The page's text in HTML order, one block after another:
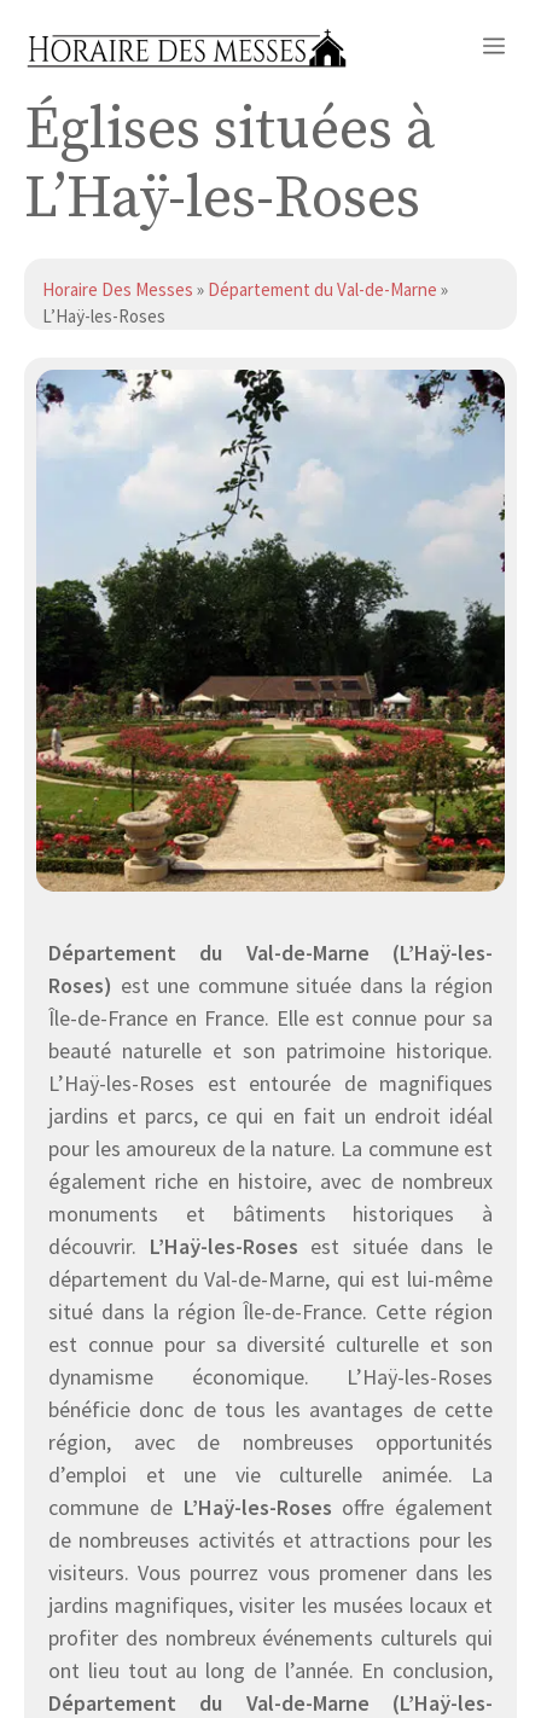
Églises situées à
L’Haÿ-les-Roses
Horaire Des Messes » Département du Val-de-Marne »
L’Haÿ-les-Roses
Département du Val-de-Marne (L’Haÿ-les-
Roses) est une commune située dans la région
Île-de-France en France. Elle est connue pour sa
beauté naturelle et son patrimoine historique.
L’Haÿ-les-Roses est entourée de magnifiques
jardins et parcs, ce qui en fait un endroit idéal
pour les amoureux de la nature. La commune est
également riche en histoire, avec de nombreux
monuments et bâtiments historiques à
découvrir. L’Haÿ-les-Roses est située dans le
département du Val-de-Marne, qui est lui-même
situé dans la région Île-de-France. Cette région
est connue pour sa diversité culturelle et son
dynamisme économique. L’Haÿ-les-Roses
bénéficie donc de tous les avantages de cette
région, avec de nombreuses opportunités
d’emploi et une vie culturelle animée. La
commune de L’Haÿ-les-Roses offre également
de nombreuses activités et attractions pour les
visiteurs. Vous pourrez vous promener dans les
jardins magnifiques, visiter les musées locaux et
profiter des nombreux événements culturels qui
ont lieu tout au long de l’année. En conclusion,
Département du Val-de-Marne (L’Haÿ-les-